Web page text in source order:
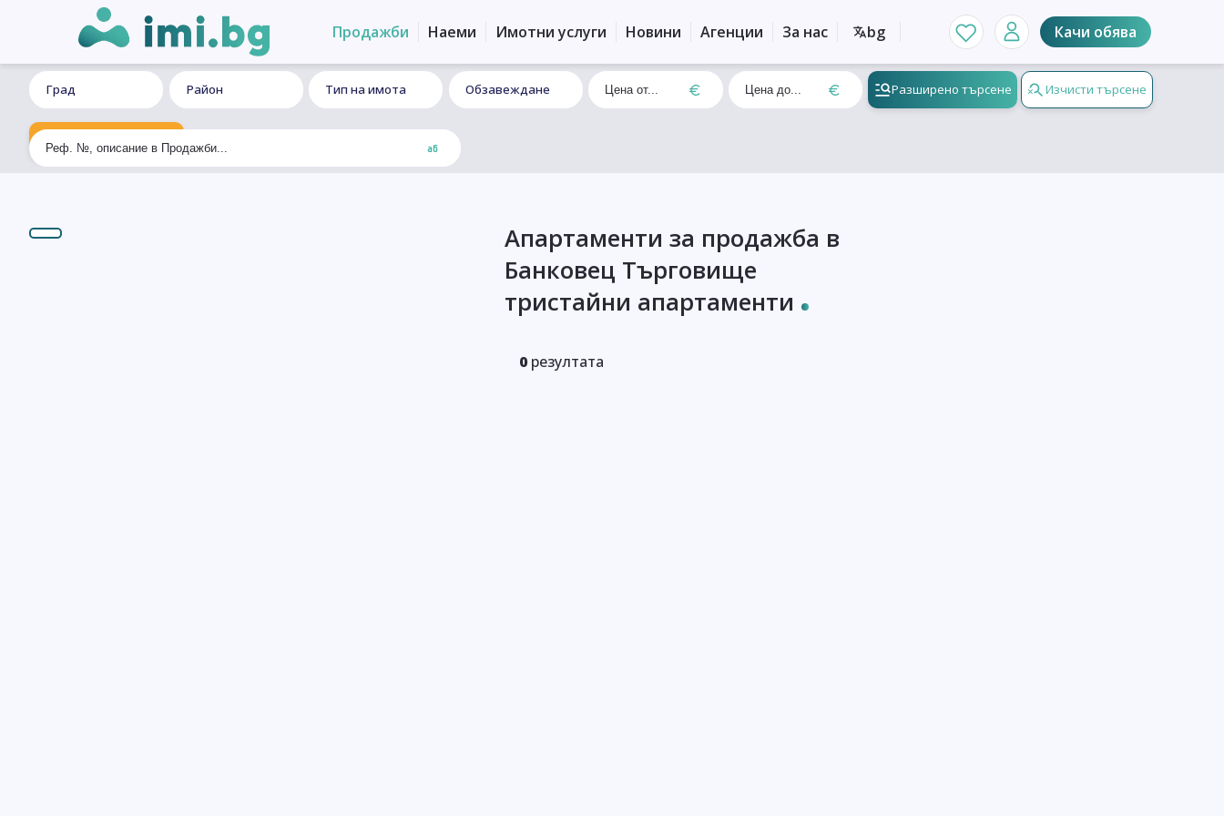
Продажби Наеми Имотни услуги Новини Агенции За нас bg Качи обява
Град Район Тип на имота Обзавеждане Разширено търсене Изчисти търсене
Ексклузивно търсене
Апартаменти за продажба в
Банковец Търговище
тристайни апартаменти
0 резултата